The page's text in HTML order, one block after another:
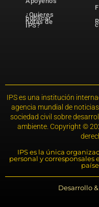
¿Quieres
publicar
notas de
IPS?
IPS es una institución
agencia mundial de
sociedad civil sobre
ambiente. Copyright ©
IPS es la única
personal y
Desarrollo